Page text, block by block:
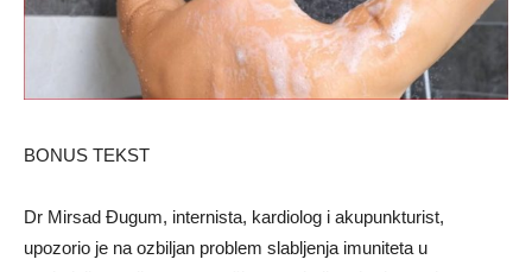
BONUS TEKST
Dr Mirsad Đugum, internista, kardiolog i akupunkturist,
upozorio je na ozbiljan problem slabljenja imuniteta u